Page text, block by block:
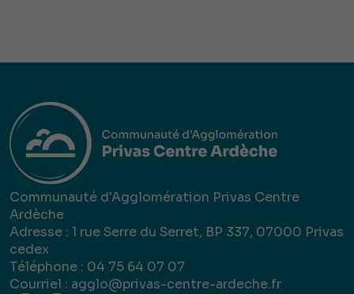
Communauté d'Agglomération Privas Centre
Ardèche
Adresse : 1 rue Serre du Serret, BP 337, 07000 Privas
cedex
Téléphone : 04 75 64 07 07
Courriel : agglo@privas-centre-ardeche.fr